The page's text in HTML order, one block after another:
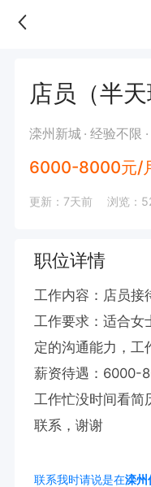
店员（半天
滦州新城 经验不限
6000-8000元/
更新：7天前 浏览：
职位详情
工作内容：店员接
工作要求：适合女
定的沟通能力，工
薪资待遇：6000-
工作忙没时间看简
联系，谢谢
联系我时请说是在滦州